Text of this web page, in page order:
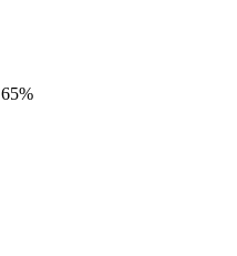
65%